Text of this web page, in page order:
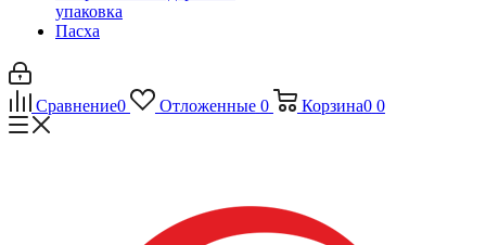
упаковка
Пасха
Сравнение0 Отложенные 0 Корзина0 0